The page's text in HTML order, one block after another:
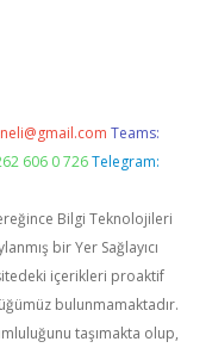
Teams:
606 0 726 Telegram:
Bilgi Teknolojileri
bir Yer Sağlayıcı
içerikleri proaktif
bulunmamaktadır.
taşımakta olup,